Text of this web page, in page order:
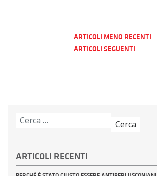
Navigazione
articoli
ARTICOLI MENO RECENTI
ARTICOLI SEGUENTI
Ricerca
ARTICOLI RECENTI